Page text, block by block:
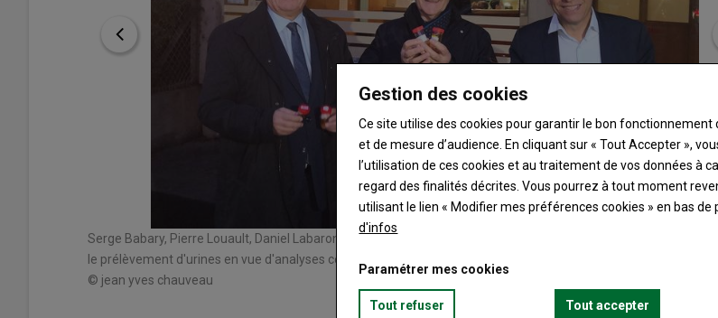
Serge Babary, Pierre Louault, Daniel Labaronne, tous trois parlementaires à à la sortie du laboratoire d'analyse
le prélèvement d'urines en vue d'analyses comparatives dans plusieurs laboratoires spécialisés.
© jean yves chauveau
Gestion des cookies
Ce site utilise des cookies pour garantir le bon fonctionnement
et de mesure d’audience. En cliquant sur « Tout Accepter »,
l’utilisation de ces cookies et au traitement de vos données à
regard des finalités décrites. Vous pourrez à tout moment
utilisant le lien « Modifier mes préférences cookies » en bas de
d'infos
Paramétrer mes cookies
Tout refuser Tout accepter